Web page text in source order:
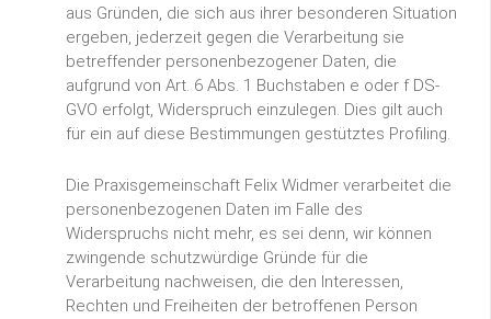
aus Gründen, die sich aus ihrer besonderen Situation
ergeben, jederzeit gegen die Verarbeitung sie
betreffender personenbezogener Daten, die
aufgrund von Art. 6 Abs. 1 Buchstaben e oder f DS-
GVO erfolgt, Widerspruch einzulegen. Dies gilt auch
für ein auf diese Bestimmungen gestütztes Profiling.
Die Praxisgemeinschaft Felix Widmer verarbeitet die
personenbezogenen Daten im Falle des
Widerspruchs nicht mehr, es sei denn, wir können
zwingende schutzwürdige Gründe für die
Verarbeitung nachweisen, die den Interessen,
Rechten und Freiheiten der betroffenen Person